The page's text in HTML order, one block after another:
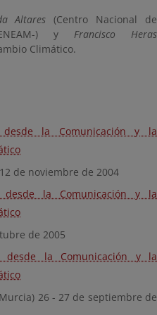
Altares (Centro Nacional de
) y Francisco Heras
Climático.
desde la Comunicación y la
de noviembre de 2004
desde la Comunicación y la
de 2005
desde la Comunicación y la
26 - 27 de septiembre de